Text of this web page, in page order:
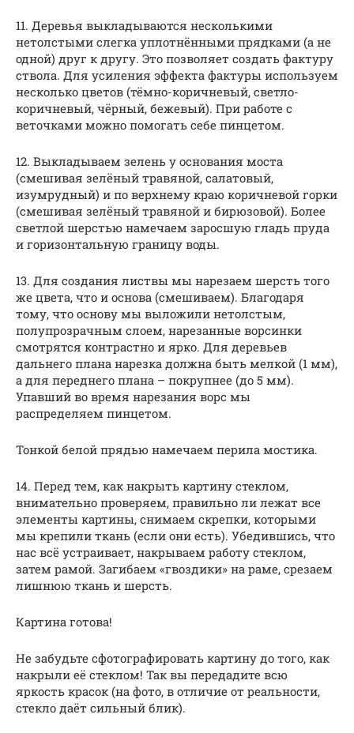
11. Деревья выкладываются несколькими
нетолстыми слегка уплотнёнными прядками (а не
одной) друг к другу. Это позволяет создать фактуру
ствола. Для усиления эффекта фактуры используем
несколько цветов (тёмно-коричневый, светло-
коричневый, чёрный, бежевый). При работе с
веточками можно помогать себе пинцетом.
12. Выкладываем зелень у основания моста
(смешивая зелёный травяной, салатовый,
изумрудный) и по верхнему краю коричневой горки
(смешивая зелёный травяной и бирюзовой). Более
светлой шерстью намечаем заросшую гладь пруда
и горизонтальную границу воды.
13. Для создания листвы мы нарезаем шерсть того
же цвета, что и основа (смешиваем). Благодаря
тому, что основу мы выложили нетолстым,
полупрозрачным слоем, нарезанные ворсинки
смотрятся контрастно и ярко. Для деревьев
дальнего плана нарезка должна быть мелкой (1 мм),
а для переднего плана – покрупнее (до 5 мм).
Упавший во время нарезания ворс мы
распределяем пинцетом.
Тонкой белой прядью намечаем перила мостика.
14. Перед тем, как накрыть картину стеклом,
внимательно проверяем, правильно ли лежат все
элементы картины, снимаем скрепки, которыми
мы крепили ткань (если они есть). Убедившись, что
нас всё устраивает, накрываем работу стеклом,
затем рамой. Загибаем «гвоздики» на раме, срезаем
лишнюю ткань и шерсть.
Картина готова!
Не забудьте сфотографировать картину до того, как
накрыли её стеклом! Так вы передадите всю
яркость красок (на фото, в отличие от реальности,
стекло даёт сильный блик).